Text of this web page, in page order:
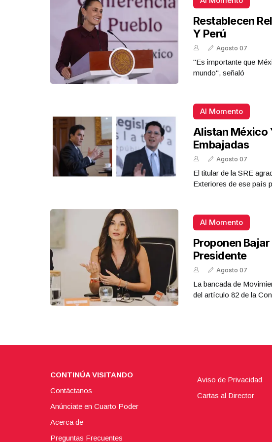
Restablecen
Y Perú
Agosto 07
"Es importante que
mundo", señaló
Al Momento
Alistan México
Embajadas
Agosto 07
El titular de la SRE
Exteriores de ese país
Al Momento
Proponen
Presidente
Agosto 07
La bancada de
del artículo 82 de la
CONTINÚA VISITANDO
Contáctanos
Anúnciate en Cuarto Poder
Acerca de
Preguntas Frecuentes
Aviso de Privacidad
Cartas al Director